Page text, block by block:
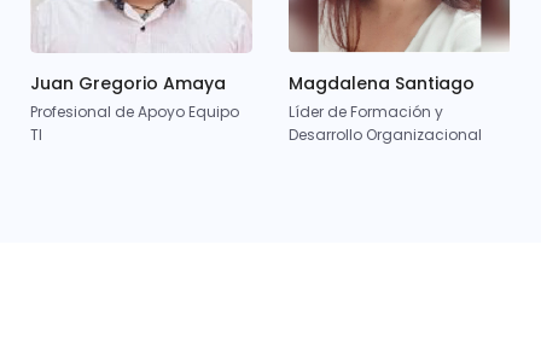
Juan Gregorio Amaya
Profesional de Apoyo Equipo
TI
Magdalena Santiago
Líder de Formación y
Desarrollo Organizacional